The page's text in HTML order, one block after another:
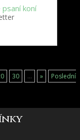
koní
30 ... »
Poslední